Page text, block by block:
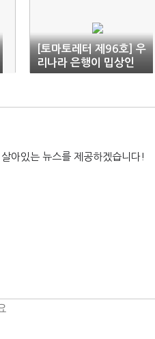
[토마토레터 제96호] 우
리나라 은행이 밉상인
이유
아있는 뉴스를 제공하겠습니다!